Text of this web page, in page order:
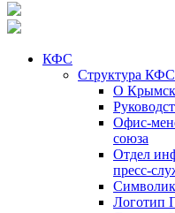
КФС
Структура КФС
О
Офис-
союза
Отдел
пресс-
Логотип